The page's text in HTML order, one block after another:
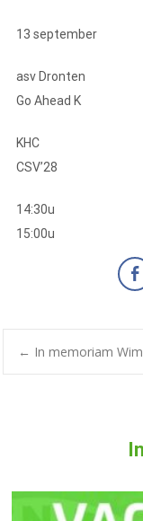
13 september
asv Dronten
Go Ahead K
KHC
CSV’28
14:30u
15:00u
← In memoriam